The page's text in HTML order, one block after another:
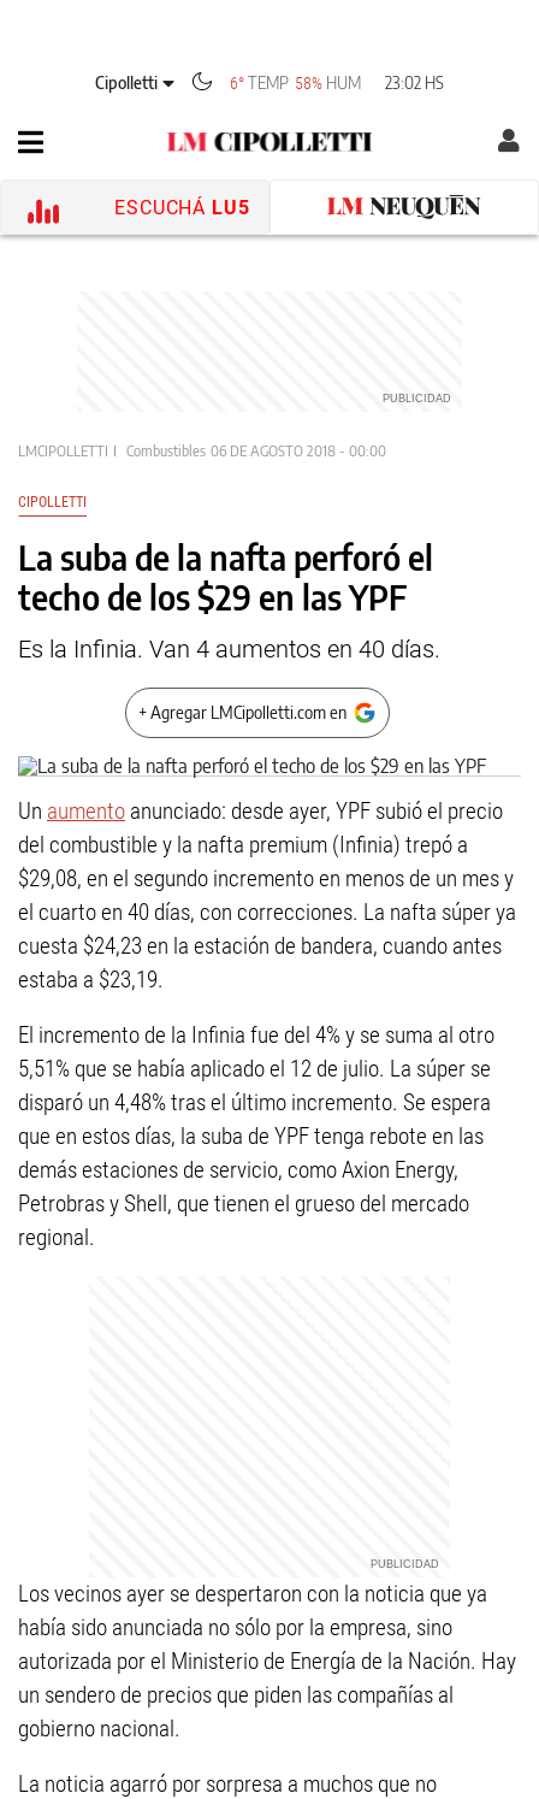
Cipolletti 6° TEMP 58% HUM 23:02 HS
ESCUCHÁ LU5
LMCIPOLLETTI Combustibles 06 DE AGOSTO 2018 - 00:00
CIPOLLETTI
La suba de la nafta perforó el
techo de los $29 en las YPF
Es la Infinia. Van 4 aumentos en 40 días.
+ Agregar LMCipolletti.com en
Un aumento anunciado: desde ayer, YPF subió el precio
del combustible y la nafta premium (Infinia) trepó a
$29,08, en el segundo incremento en menos de un mes y
el cuarto en 40 días, con correcciones. La nafta súper ya
cuesta $24,23 en la estación de bandera, cuando antes
estaba a $23,19.
El incremento de la Infinia fue del 4% y se suma al otro
5,51% que se había aplicado el 12 de julio. La súper se
disparó un 4,48% tras el último incremento. Se espera
que en estos días, la suba de YPF tenga rebote en las
demás estaciones de servicio, como Axion Energy,
Petrobras y Shell, que tienen el grueso del mercado
regional.
Los vecinos ayer se despertaron con la noticia que ya
había sido anunciada no sólo por la empresa, sino
autorizada por el Ministerio de Energía de la Nación. Hay
un sendero de precios que piden las compañías al
gobierno nacional.
La noticia agarró por sorpresa a muchos que no